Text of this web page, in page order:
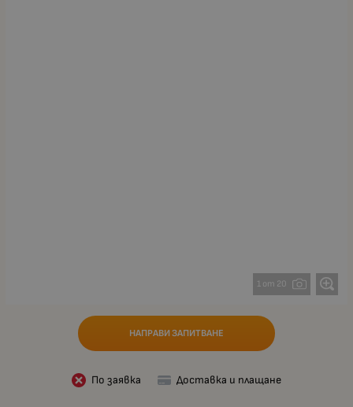
1 от 20
НАПРАВИ ЗАПИТВАНЕ
По заявка Доставка и плащане